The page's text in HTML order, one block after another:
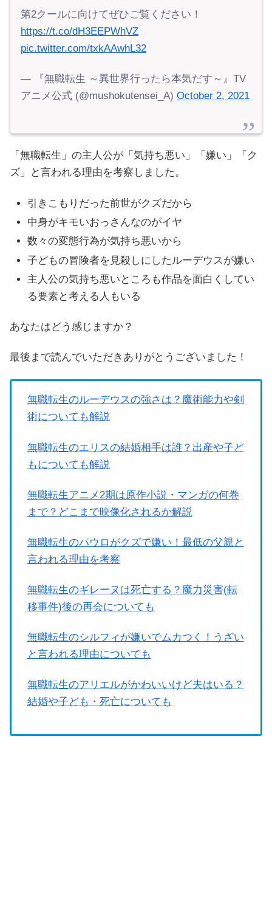
第2クールに向けてぜひご覧ください！
https://t.co/dH3EEPWhVZ
pic.twitter.com/txkAAwhL32
— 『無職転生 ～異世界行ったら本気だす～』TV
アニメ公式 (@mushokutensei_A) October 2, 2021
「無職転生」の主人公が「気持ち悪い」「嫌い」「ク
ズ」と言われる理由を考察しました。
引きこもりだった前世がクズだから
中身がキモいおっさんなのがイヤ
数々の変態行為が気持ち悪いから
子どもの冒険者を見殺しにしたルーデウスが嫌い
主人公の気持ち悪いところも作品を面白くしてい
る要素と考える人もいる
あなたはどう感じますか？
最後まで読んでいただきありがとうございました！
無職転生のルーデウスの強さは？魔術能力や剣
術についても解説
無職転生のエリスの結婚相手は誰？出産や子ど
もについても解説
無職転生アニメ2期は原作小説・マンガの何巻
まで？どこまで映像化されるか解説
無職転生のパウロがクズで嫌い！最低の父親と
言われる理由を考察
無職転生のギレーヌは死亡する？魔力災害(転
移事件)後の再会についても
無職転生のシルフィが嫌いでムカつく！うざい
と言われる理由についても
無職転生のアリエルがかわいいけど夫はいる？
結婚や子ども・死亡についても